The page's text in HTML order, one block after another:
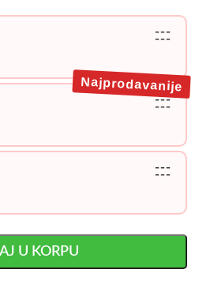
---
---
---
---
Najprodavanije
---
---
U KORPU